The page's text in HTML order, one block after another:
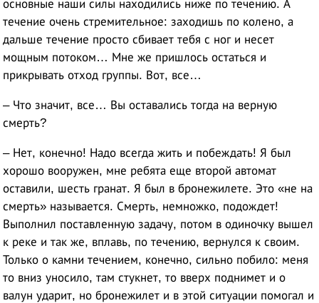
основные наши силы находились ниже по течению. А
течение очень стремительное: заходишь по колено, а
дальше течение просто сбивает тебя с ног и несет
мощным потоком… Мне же пришлось остаться и
прикрывать отход группы. Вот, все…
– Что значит, все… Вы оставались тогда на верную
смерть?
– Нет, конечно! Надо всегда жить и побеждать! Я был
хорошо вооружен, мне ребята еще второй автомат
оставили, шесть гранат. Я был в бронежилете. Это «не на
смерть» называется. Смерть, немножко, подождет!
Выполнил поставленную задачу, потом в одиночку вышел
к реке и так же, вплавь, по течению, вернулся к своим.
Только о камни течением, конечно, сильно побило: меня
то вниз уносило, там стукнет, то вверх поднимет и о
валун ударит, но бронежилет и в этой ситуации помогал и